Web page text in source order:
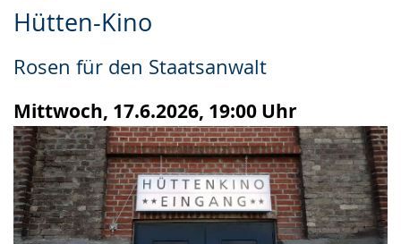
Hütten-Kino
Rosen für den Staatsanwalt
Mittwoch, 17.6.2026, 19:00 Uhr
Leichten
wechseln.
Audio-
Video
Deutscher
Gebärdensprache
wird
angezeigt.